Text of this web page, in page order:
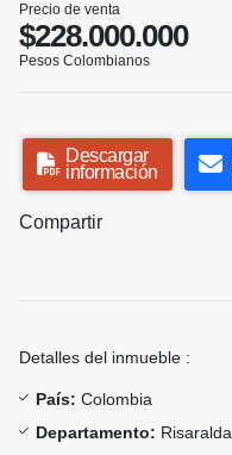
Precio de venta
$228.000.000
Pesos Colombianos
Descargar
información
Compartir
Detalles del inmueble :
País: Colombia
Departamento: Risaralda